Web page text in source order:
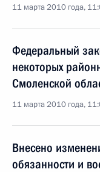
11 марта 2010 года,
Федеральный
некоторых
Смоленской
11 марта 2010 года,
Внесено
обязанности и